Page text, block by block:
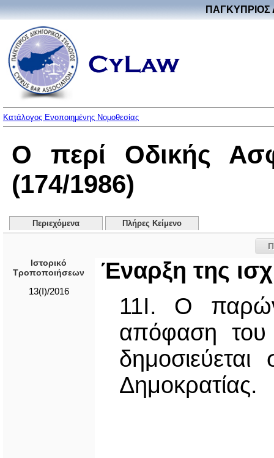
ΠΑΓΚΥΠΡΙΟΣ
Κατάλογος Ενοποιημένης Νομοθεσίας
Ο περί Οδικής
(174/1986)
Περιεχόμενα Πλήρες Κείμενο
Ιστορικό
Τροποποιήσεων
13(I)/2016
Έναρξη της
11Ι. Ο
απόφαση του
Δημοκρατίας.